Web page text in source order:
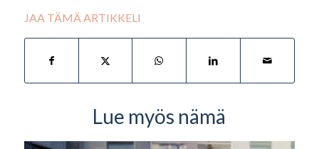
JAA TÄMÄ ARTIKKELI
Lue myös nämä